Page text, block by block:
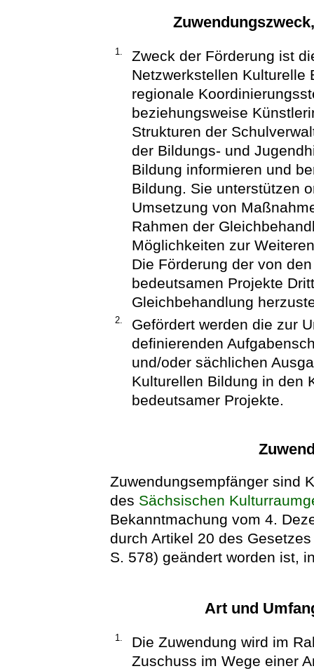
1.
Zweck der Förderung ist
Netzwerkstellen Kulturelle
regionale
beziehungsweise
Strukturen der
der Bildungs- und
Bildung informieren und
Bildung. Sie unterstützen
Umsetzung von
Rahmen der
Möglichkeiten zur
Die Förderung der von
bedeutsamen Projekte
Gleichbehandlung
2.
Gefördert werden die zur
definierenden
und/oder sächlichen
Kulturellen Bildung in den
bedeutsamer Projekte.
Zuwendungsempfänger sind
des Sächsischen
Bekanntmachung vom 4.
durch Artikel 20 des
S. 578) geändert worden ist,
Art und
1.
Die Zuwendung wird im
Zuschuss im Wege einer